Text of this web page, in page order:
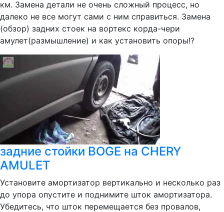
км. Замена детали не очень сложный процесс, но
далеко не все могут сами с ним справиться. Замена
(обзор) задних стоек на вортекс корда-чери
амулет(размышление) и как установить опоры!?
задние стойки BOGE на CHERY
AMULET
Установите амортизатор вертикально и несколько раз
до упора опустите и поднимите шток амортизатора.
Убедитесь, что шток перемещается без провалов,